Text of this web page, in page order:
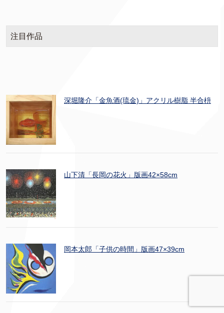
注目作品
深堀隆介「金魚酒(琉金)」アクリル樹脂 半合枡
山下清「長岡の花火」版画42×58cm
岡本太郎「子供の時間」版画47×39cm